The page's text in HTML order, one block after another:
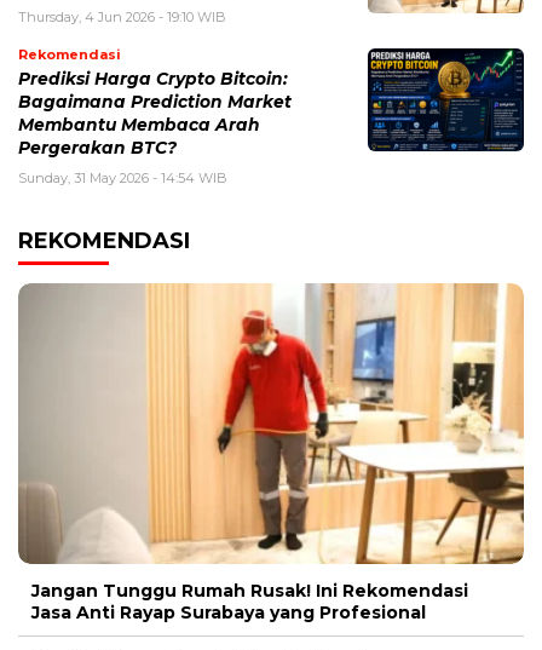
Thursday, 4 Jun 2026 - 19:10 WIB
Rekomendasi
Prediksi Harga Crypto Bitcoin:
Bagaimana Prediction Market
Membantu Membaca Arah
Pergerakan BTC?
Sunday, 31 May 2026 - 14:54 WIB
REKOMENDASI
Jangan Tunggu Rumah Rusak! Ini Rekomendasi
Jasa Anti Rayap Surabaya yang Profesional